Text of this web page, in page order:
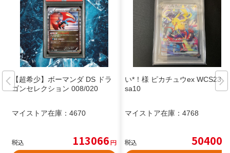
【超希少】ボーマンダ DS ドラ
ゴンセレクション 008/020
マイストア在庫： 4670
税込 113066円
い*！様 ピカチュウex WCS23 p
sa10
マイストア在庫： 4768
税込 50400